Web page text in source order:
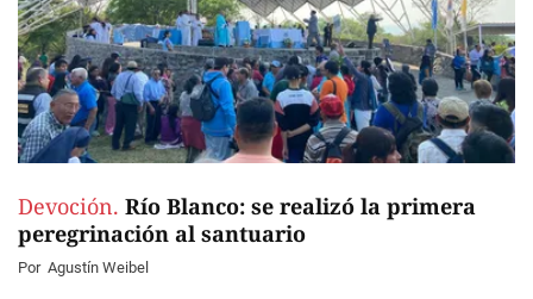
Devoción. Río Blanco: se realizó la primera
peregrinación al santuario
Por Agustín Weibel